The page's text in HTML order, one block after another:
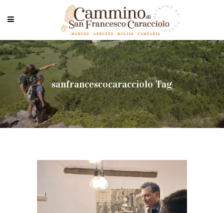
sanfrancescocaracciolo Tag